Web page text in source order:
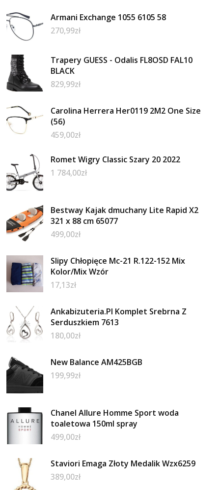
Armani Exchange 1055 6105 58
270,99zł
Trapery GUESS - Odalis FL8OSD FAL10
BLACK
829,99zł
Carolina Herrera Her0119 2M2 One Size
(56)
459,00zł
Romet Wigry Classic Szary 20 2022
1 784,00zł
Bestway Kajak dmuchany Lite Rapid X2
321 x 88 cm 65077
499,00zł
Slipy Chłopięce Mc-21 R.122-152 Mix
Kolor/Mix Wzór
17,13zł
Ankabizuteria.Pl Komplet Srebrna Z
Serduszkiem 7613
180,00zł
New Balance AM425BGB
199,99zł
Chanel Allure Homme Sport woda
toaletowa 150ml spray
499,00zł
Staviori Emaga Złoty Medalik Wzx6259
389,00zł